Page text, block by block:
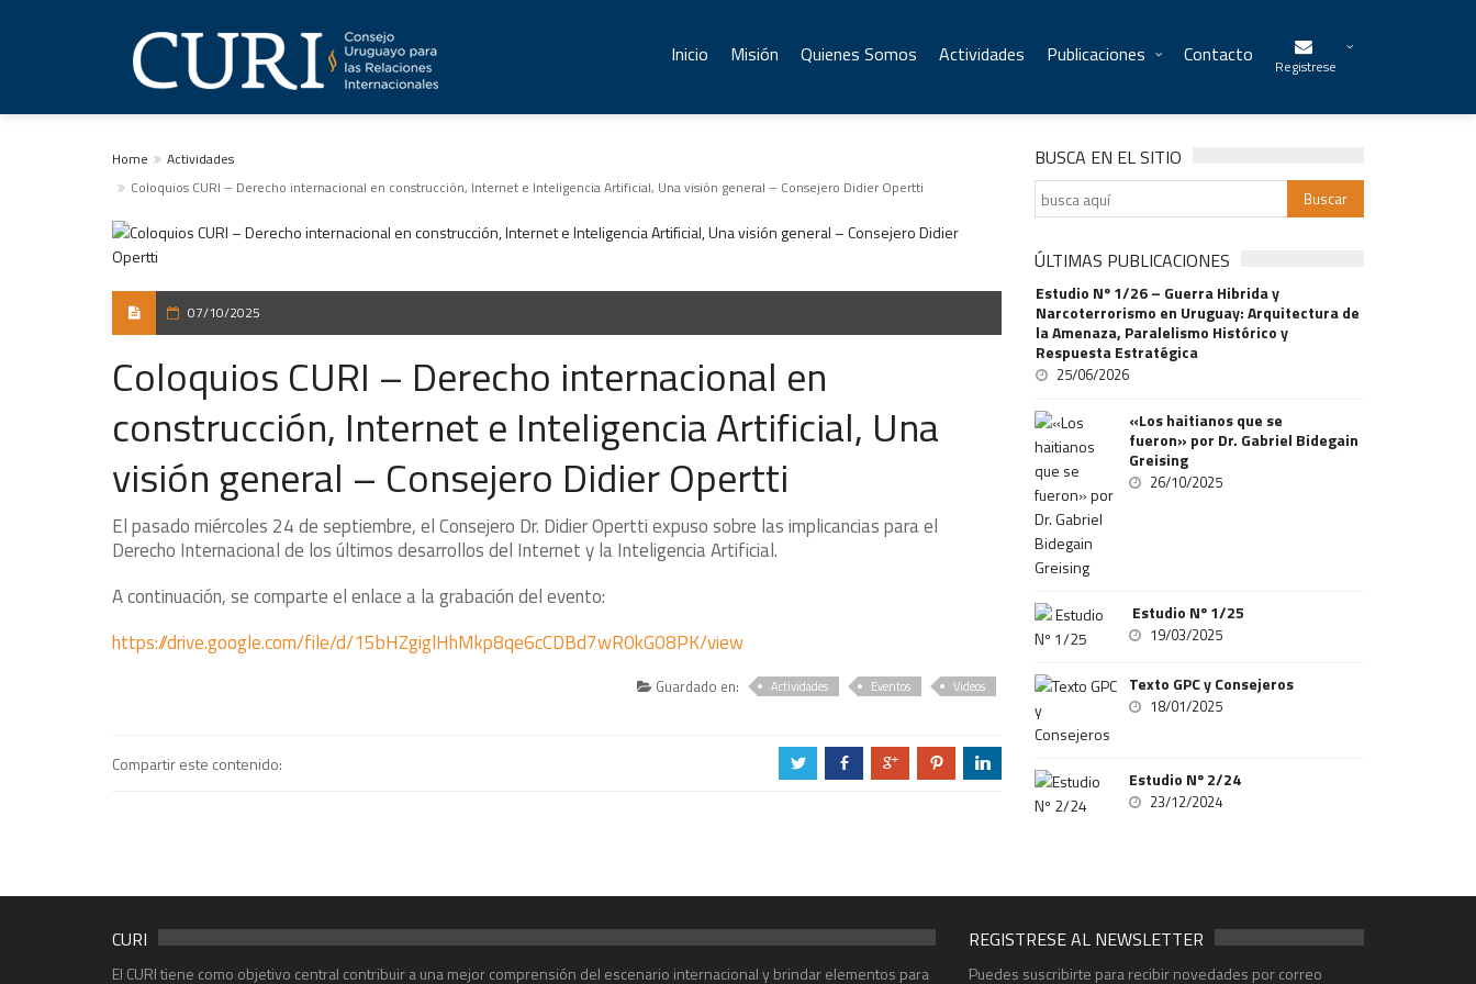
Inicio Misión Quienes Somos Actividades Publicaciones Contacto Registrese
Home
Actividades
Coloquios CURI – Derecho internacional en construcción, Internet e Inteligencia Artificial, Una visión general – Consejero Didier Opertti
07/10/2025
Coloquios CURI – Derecho internacional en
construcción, Internet e Inteligencia Artificial, Una
visión general – Consejero Didier Opertti
El pasado miércoles 24 de septiembre, el Consejero Dr. Didier Opertti expuso sobre las implicancias para el
Derecho Internacional de los últimos desarrollos del Internet y la Inteligencia Artificial.
A continuación, se comparte el enlace a la grabación del evento:
https://drive.google.com/file/d/15bHZgiglHhMkp8qe6cCDBd7wR0kG08PK/view
Guardado en: Actividades Eventos Videos
Compartir este contenido: a b c d j
BUSCA EN EL SITIO
ÚLTIMAS PUBLICACIONES
Estudio Nº 1/26 – Guerra Hibrida y
Narcoterrorismo en Uruguay: Arquitectura de
la Amenaza, Paralelismo Histórico y
Respuesta Estratégica
25/06/2026
«Los haitianos que se
fueron» por Dr. Gabriel Bidegain
Greising
26/10/2025
Estudio Nº 1/25
19/03/2025
Texto GPC y Consejeros
18/01/2025
Estudio Nº 2/24
23/12/2024
CURI
El CURI tiene como objetivo central contribuir a una mejor comprensión del escenario internacional y brindar elementos para
REGISTRESE AL NEWSLETTER
Puedes suscribirte para recibir novedades por correo